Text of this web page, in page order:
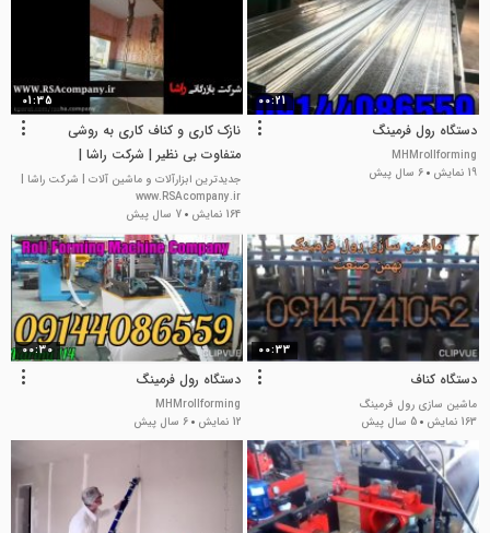
00:21
دستگاه رول فرمینگ
MHMrollforming
19 نمایش
6 سال پیش
01:35
نازک کاری و کناف کاری به روشی
متفاوت بی نظیر | شرکت راشا |
02186087248
جدیدترین ابزارآلات و ماشین آلات | شرکت راشا |
www.RSAcompany.ir
164 نمایش
7 سال پیش
00:33
دستگاه کناف
ماشین سازی رول فرمینگ
163 نمایش
5 سال پیش
00:30
دستگاه رول فرمینگ
MHMrollforming
12 نمایش
6 سال پیش